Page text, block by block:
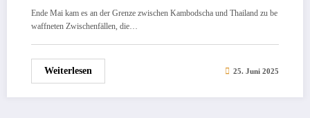
Ende Mai kam es an der Grenze zwischen Kambodscha und Thailand zu be
waffneten Zwischenfällen, die…
Weiterlesen 25. Juni 2025